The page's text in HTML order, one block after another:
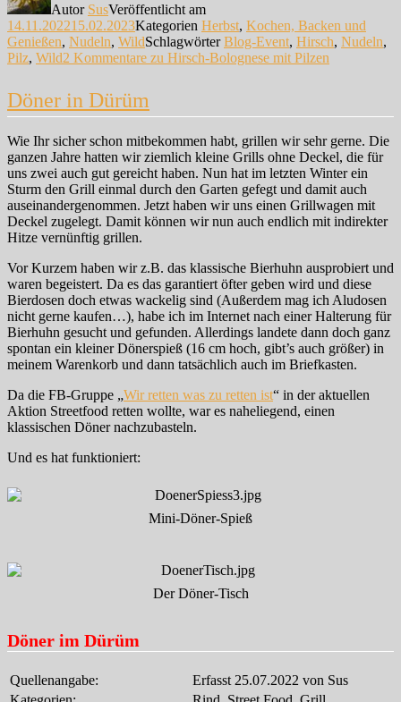
Autor SusVeröffentlicht am
14.11.202215.02.2023Kategorien Herbst, Kochen, Backen und
Genießen, Nudeln, WildSchlagwörterBlog-Event, Hirsch, Nudeln,
Pilz, Wild2 Kommentare zu Hirsch-Bolognese mit Pilzen
Döner in Dürüm
Wie Ihr sicher schon mitbekommen habt, grillen wir sehr gerne. Die
ganzen Jahre hatten wir ziemlich kleine Grills ohne Deckel, die für
uns zwei auch gut gereicht haben. Nun hat im letzten Winter ein
Sturm den Grill einmal durch den Garten gefegt und damit auch
auseinandergenommen. Jetzt haben wir uns einen Grillwagen mit
Deckel zugelegt. Damit können wir nun auch endlich mit indirekter
Hitze vernünftig grillen.
Vor Kurzem haben wir z.B. das klassische Bierhuhn ausprobiert und
waren begeistert. Da es das garantiert öfter geben wird und diese
Bierdosen doch etwas wackelig sind (Außerdem mag ich Aludosen
nicht gerne kaufen…), habe ich im Internet nach einer Halterung für
Bierhuhn gesucht und gefunden. Allerdings landete dann doch ganz
spontan ein kleiner Dönerspieß (16 cm hoch, gibt’s auch größer) in
meinem Warenkorb und dann tatsächlich auch im Briefkasten.
Da die FB-Gruppe „Wir retten was zu retten ist“ in der aktuellen
Aktion Streetfood retten wollte, war es naheliegend, einen
klassischen Döner nachzubasteln.
Und es hat funktioniert:
Mini-Döner-Spieß
Der Döner-Tisch
Döner im Dürüm
Quellenangabe:
Erfasst 25.07.2022 von Sus